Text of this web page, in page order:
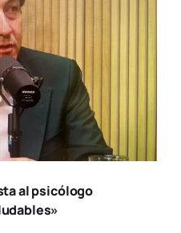
al psicólogo